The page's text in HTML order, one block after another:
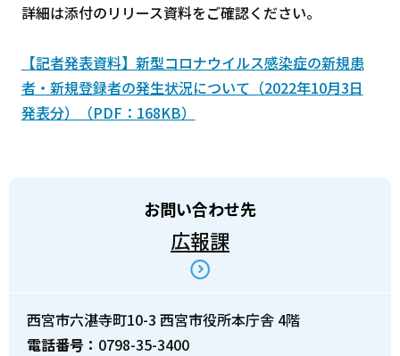
詳細は添付のリリース資料をご確認ください。
【記者発表資料】新型コロナウイルス感染症の新規患
者・新規登録者の発生状況について（2022年10月3日
発表分）（PDF：168KB）
お問い合わせ先
広報課
西宮市六湛寺町10-3 西宮市役所本庁舎 4階
電話番号： 0798-35-3400